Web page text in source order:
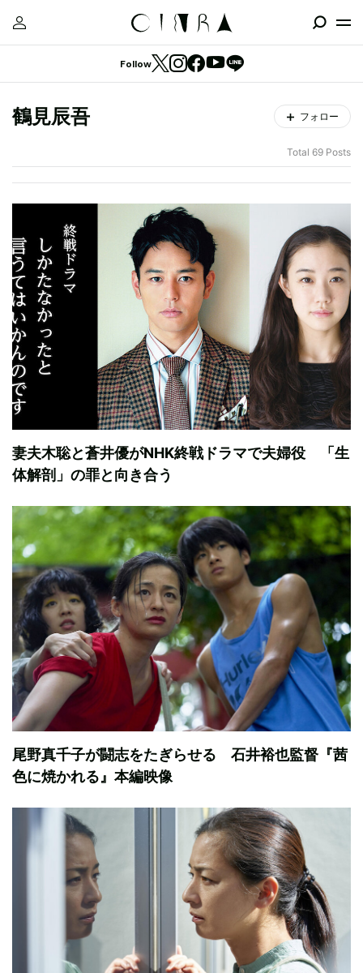
Follow
鶴見辰吾 フォロー
Total 69 Posts
妻夫木聡と蒼井優がNHK終戦ドラマで夫婦役 「生
体解剖」の罪と向き合う
尾野真千子が闘志をたぎらせる 石井裕也監督『茜
色に焼かれる』本編映像